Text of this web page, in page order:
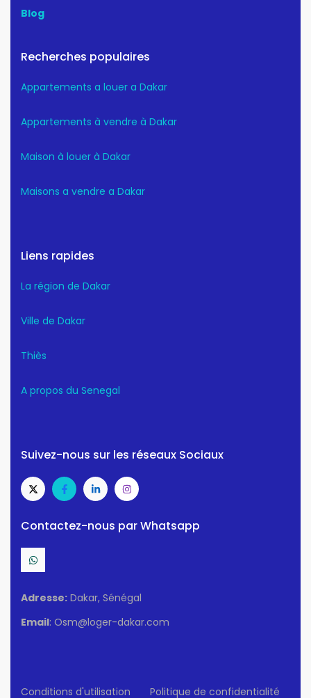
Blog
Recherches populaires
Appartements a louer a Dakar
Appartements à vendre à Dakar
Maison à louer à Dakar
Maisons a vendre a Dakar
Liens rapides
La région de Dakar
Ville de Dakar
Thiès
A propos du Senegal
Suivez-nous sur les réseaux Sociaux
Contactez-nous par Whatsapp
Adresse: Dakar, Sénégal
Email: Osm@loger-dakar.com
Conditions d'utilisation Politique de confidentialité